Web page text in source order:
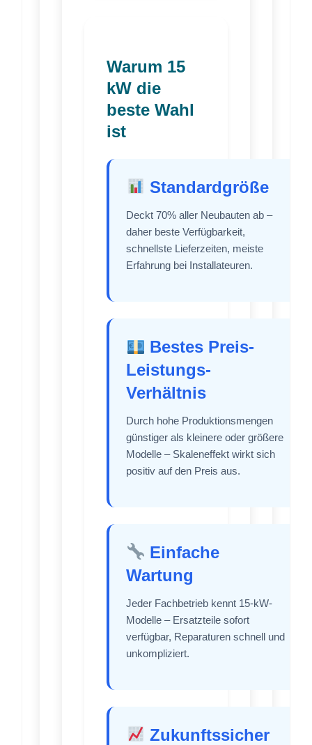
Warum 15
kW die
beste Wahl
ist
Standardgröße
Deckt 70% aller Neubauten ab –
daher beste Verfügbarkeit,
schnellste Lieferzeiten, meiste
Erfahrung bei Installateuren.
Bestes Preis-
Leistungs-
Verhältnis
Durch hohe Produktionsmengen
günstiger als kleinere oder größere
Modelle – Skaleneffekt wirkt sich
positiv auf den Preis aus.
Einfache
Wartung
Jeder Fachbetrieb kennt 15-kW-
Modelle – Ersatzteile sofort
verfügbar, Reparaturen schnell und
unkompliziert.
Zukunftssicher